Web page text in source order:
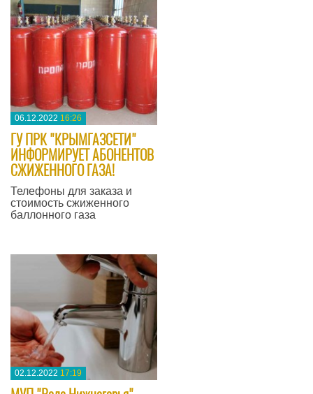
06.12.2022 16:26
ГУ ПРК "КРЫМГАЗСЕТИ"
ИНФОРМИРУЕТ АБОНЕНТОВ
СЖИЖЕННОГО ГАЗА!
Телефоны для заказа и
стоимость сжиженного
баллонного газа
02.12.2022 17:19